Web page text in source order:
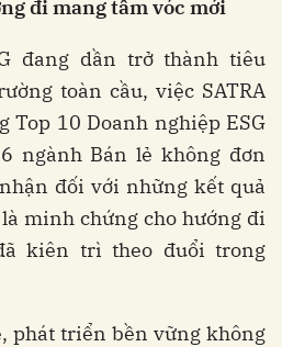
đi mang tầm vóc mới
đang dần trở thành tiêu
toàn cầu, việc SATRA
Top 10 Doanh nghiệp ESG
ngành Bán lẻ không đơn
đối với những kết quả
minh chứng cho hướng đi
kiên trì theo đuổi trong
phát triển bền vững không